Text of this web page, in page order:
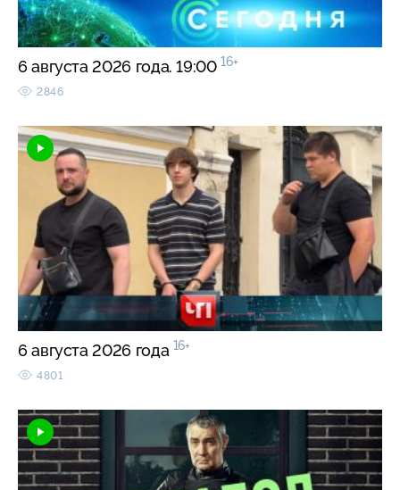
6 августа 2026 года. 19:00 16+
2846
6 августа 2026 года 16+
4801